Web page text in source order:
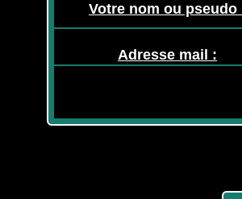
Votre nom ou pseudo
Adresse mail :